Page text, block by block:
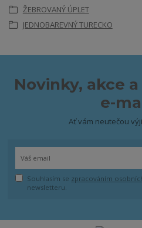
ŽEBROVANÝ ÚPLET
JEDNOBAREVNÝ TURECKO
Novinky, akce
e-
Ať vám neutečou
Souhlasím se zpracováním
newsletteru.